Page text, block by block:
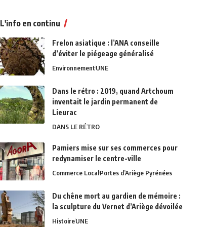
L'info en continu
Frelon asiatique : l’ANA conseille
d’éviter le piégeage généralisé
EnvironnementUNE
Dans le rétro : 2019, quand Artchoum
inventait le jardin permanent de
Lieurac
DANS LE RÉTRO
Pamiers mise sur ses commerces pour
redynamiser le centre-ville
Commerce LocalPortes d’Ariège Pyrénées
Du chêne mort au gardien de mémoire :
la sculpture du Vernet d’Ariège dévoilée
HistoireUNE